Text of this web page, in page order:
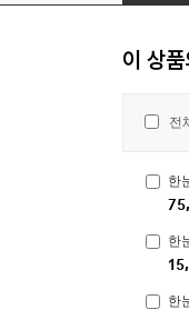
이 상
전
한
한
한